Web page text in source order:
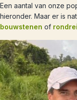
Een aantal van onze
hieronder. Maar er is
bouwstenen of